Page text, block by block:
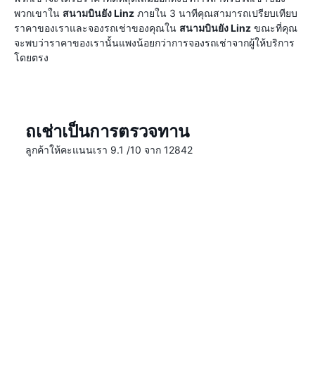
พวกเขาใน สนามบินยัง Linz ภายใน 3 นาทีคุณสามารถเปรียบเทียบ
ราคาของเราและจองรถเช่าของคุณใน สนามบินยัง Linz ขณะที่คุณ
จะพบว่าราคาของเรานั้นแพงน้อยกว่าการจองรถเช่าจากผู้ให้บริการ
โดยตรง
ถเช่าเป็นการตรวจทาน
ลูกค้าให้คะแนนเรา 9.1 /10 จาก 12842